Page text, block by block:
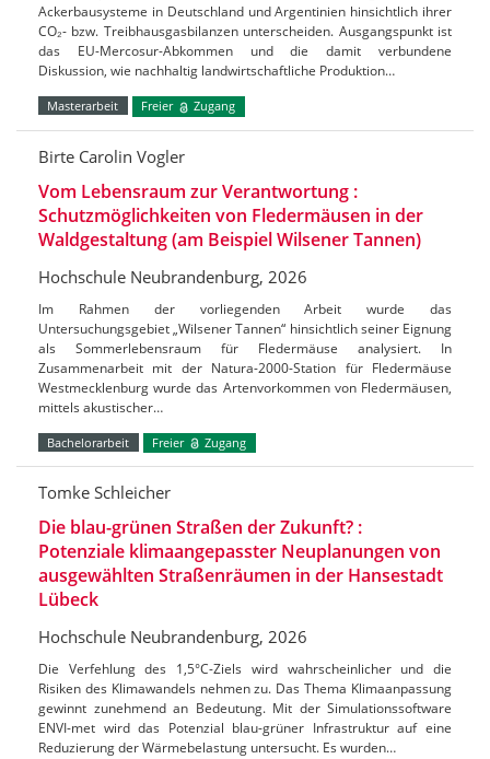
Ackerbausysteme in Deutschland und Argentinien hinsichtlich ihrer
CO₂- bzw. Treibhausgasbilanzen unterscheiden. Ausgangspunkt ist
das EU-Mercosur-Abkommen und die damit verbundene
Diskussion, wie nachhaltig landwirtschaftliche Produktion…
Masterarbeit Freier Zugang
Birte Carolin Vogler
Vom Lebensraum zur Verantwortung :
Schutzmöglichkeiten von Fledermäusen in der
Waldgestaltung (am Beispiel Wilsener Tannen)
Hochschule Neubrandenburg, 2026
Im Rahmen der vorliegenden Arbeit wurde das
Untersuchungsgebiet „Wilsener Tannen“ hinsichtlich seiner Eignung
als Sommerlebensraum für Fledermäuse analysiert. In
Zusammenarbeit mit der Natura-2000-Station für Fledermäuse
Westmecklenburg wurde das Artenvorkommen von Fledermäusen,
mittels akustischer…
Bachelorarbeit Freier Zugang
Tomke Schleicher
Die blau-grünen Straßen der Zukunft? :
Potenziale klimaangepasster Neuplanungen von
ausgewählten Straßenräumen in der Hansestadt
Lübeck
Hochschule Neubrandenburg, 2026
Die Verfehlung des 1,5°C-Ziels wird wahrscheinlicher und die
Risiken des Klimawandels nehmen zu. Das Thema Klimaanpassung
gewinnt zunehmend an Bedeutung. Mit der Simulationssoftware
ENVI-met wird das Potenzial blau-grüner Infrastruktur auf eine
Reduzierung der Wärmebelastung untersucht. Es wurden…